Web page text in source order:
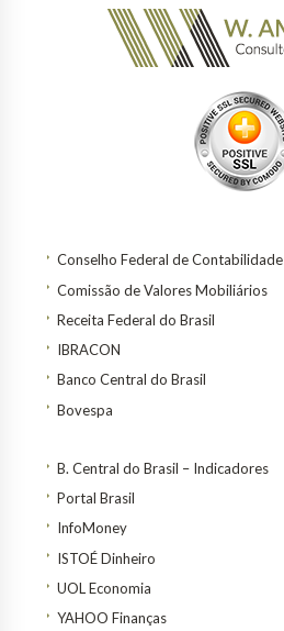
Conselho Federal de Contabilidade
Comissão de Valores Mobiliários
Receita Federal do Brasil
IBRACON
Banco Central do Brasil
Bovespa
B. Central do Brasil – Indicadores
Portal Brasil
InfoMoney
ISTOÉ Dinheiro
UOL Economia
YAHOO Finanças